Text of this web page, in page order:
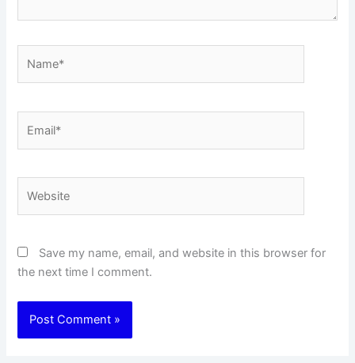
Save my name, email, and website in this browser for
the next time I comment.